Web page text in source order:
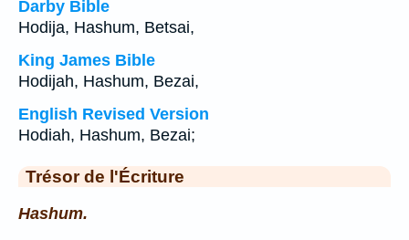
Darby Bible
Hodija, Hashum, Betsai,
King James Bible
Hodijah, Hashum, Bezai,
English Revised Version
Hodiah, Hashum, Bezai;
Trésor de l'Écriture
Hashum.